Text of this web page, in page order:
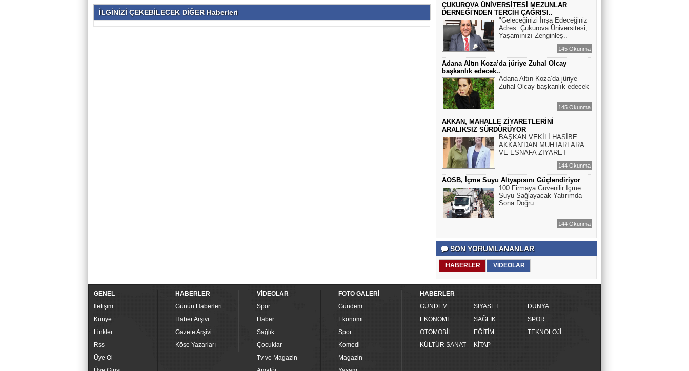
İLGİNİZİ ÇEKEBİLECEK DİĞER Haberleri
ÇUKUROVA ÜNİVERSİTESİ MEZUNLAR
DERNEĞİ'NDEN TERCİH ÇAĞRISI..
"Geleceğinizi İnşa Edeceğiniz
Adres: Çukurova Üniversitesi,
Yaşamınızı Zenginleş..
145 Okunma
Adana Altın Koza’da jüriye Zuhal Olcay
başkanlık edecek..
Adana Altın Koza’da jüriye
Zuhal Olcay başkanlık edecek
145 Okunma
AKKAN, MAHALLE ZİYARETLERİNİ
ARALIKSIZ SÜRDÜRÜYOR
BAŞKAN VEKİLİ HASİBE
AKKAN’DAN MUHTARLARA
VE ESNAFA ZİYARET
144 Okunma
AOSB, İçme Suyu Altyapısını Güçlendiriyor
100 Firmaya Güvenilir İçme
Suyu Sağlayacak Yatırımda
Sona Doğru
144 Okunma
SON YORUMLANANLAR
HABERLER VİDEOLAR
GENEL
İletişim
Künye
Linkler
Rss
Üye Ol
HABERLER
Günün Haberleri
Haber Arşivi
Gazete Arşivi
Köşe Yazarları
VİDEOLAR
Spor
Haber
Sağlık
Çocuklar
Tv ve Magazin
FOTO GALERİ
Gündem
Ekonomi
Spor
Komedi
Magazin
HABERLER
GÜNDEM
SİYASET
DÜNYA
EKONOMİ
SAĞLIK
SPOR
OTOMOBİL
EĞİTİM
TEKNOLOJİ
KÜLTÜR SANAT
KİTAP